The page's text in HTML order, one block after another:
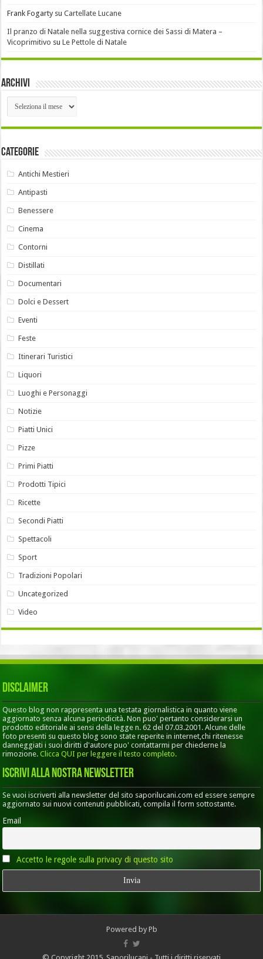
Frank FogartysuCartellate Lucane
Il pranzo di Natale nella suggestiva cornice dei Sassi di Matera –
Vicoprimitivo suLe Pettole di Natale
Archivi
Archivi
Categorie
Antichi Mestieri
Antipasti
Benessere
Cinema
Contorni
Distillati
Documentari
Dolci e Dessert
Eventi
Feste
Itinerari Turistici
Liquori
Luoghi e Personaggi
Notizie
Piatti Unici
Pizze
Primi Piatti
Prodotti Tipici
Ricette
Secondi Piatti
Spettacoli
Sport
Tradizioni Popolari
Uncategorized
Video
Disclaimer
Questo blog non rappresenta una testata giornalistica in quanto viene
aggiornato senza alcuna periodicità. Non puo' pertanto considerarsi un
prodotto editoriale ai sensi della legge n. 62 del 07.03.2001. Alcune delle
foto presenti su questo blog sono state reperite in internet,chi ritenesse
danneggiati i suoi diritti d'autore puo' contattarmi per chiederne la
rimozione.Clicca QUI per leggere il testo completo.
Iscrivi alla nostra Newsletter
Se vuoi iscriverti alla newsletter del sito saporilucani.com ed essere sempre
aggiornato sui nuovi contenuti pubblicati, compila il form sottostante.
Email
Accetto le regole sulla privacy di questo sito
Powered by Pb